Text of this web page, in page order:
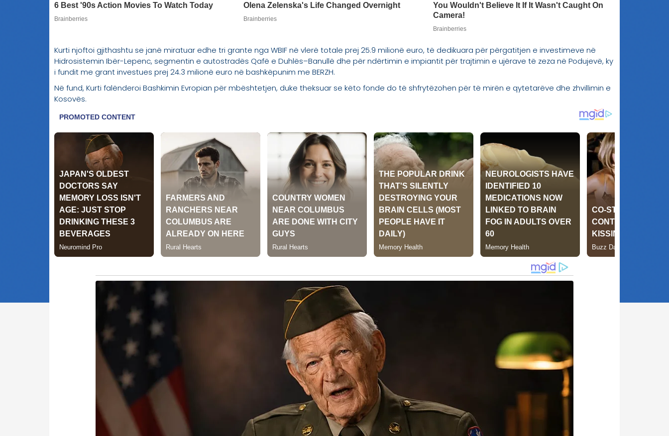
Kurti njoftoi gjithashtu se janë miratuar edhe tri grante nga WBIF në vlerë totale prej 25.9 milionë euro, të dedikuara për përgatitjen e investimeve në
Hidrosistemin Ibër-Lepenc, segmentin e autostradës Qafë e Duhlës–Banullë dhe për ndërtimin e impiantit për trajtimin e ujërave të zeza në Podujevë, ky
i fundit me grant investues prej 24.3 milionë euro në bashkëpunim me BERZH.
Në fund, Kurti falënderoi Bashkimin Evropian për mbështetjen, duke theksuar se këto fonde do të shfrytëzohen për të mirën e qytetarëve dhe zhvillimin e
Kosovës.